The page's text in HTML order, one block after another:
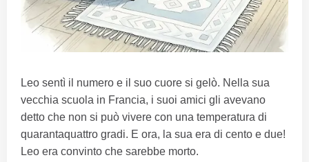
Leo sentì il numero e il suo cuore si gelò. Nella sua
vecchia scuola in Francia, i suoi amici gli avevano
detto che non si può vivere con una temperatura di
quarantaquattro gradi. E ora, la sua era di cento e due!
Leo era convinto che sarebbe morto.